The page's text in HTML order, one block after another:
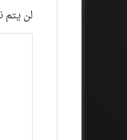
لن يتم